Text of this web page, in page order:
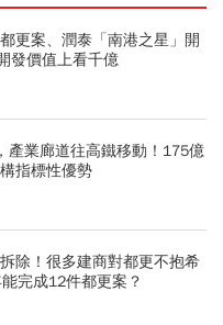
更案、潤泰「南港之星」開
發價值上看千億
產業廊道往高鐵移動！175億
指標性優勢
除！很多建商對都更不抱希
完成12件都更案？